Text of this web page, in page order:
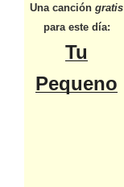
Una canción gratis
para este día:
Tu
Pequeno